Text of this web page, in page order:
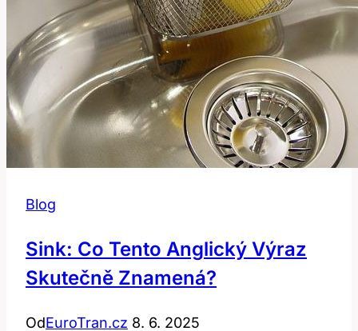
Blog
Sink: Co Tento Anglický Výraz
Skutečně Znamená?
OdEuroTran.cz 8. 6. 2025